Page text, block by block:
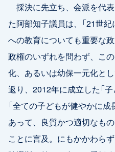
採決に先立ち、会派を代
た阿部知子議員は、「21世
への教育についても重要な
政権のいずれを問わず、こ
化、あるいは幼保一元化と
返り、2012年に成立した「
「全ての子どもが健やかに
あって、良質かつ適切なも
ことに言及。にもかかわら